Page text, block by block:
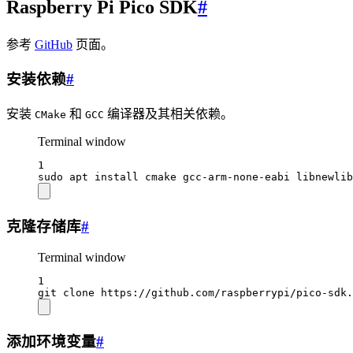
Raspberry Pi Pico SDK#
参考 GitHub 页面。
安装依赖#
安装 CMake 和 GCC 编译器及其相关依赖。
Terminal window
1
sudo
apt install cmake gcc-arm-none-eabi
克隆存储库#
Terminal window
1
git
clone https://github.com/raspberrypi/pico-
添加环境变量#